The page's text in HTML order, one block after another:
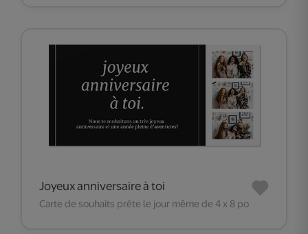
Joyeux anniversaire à toi
Carte de souhaits prête le jour même de 4 x 8 po